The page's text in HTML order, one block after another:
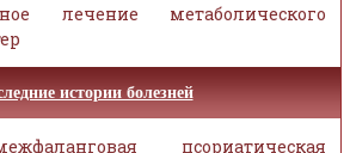
лечение метаболического
истории болезней
псориатическая